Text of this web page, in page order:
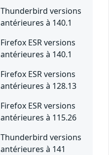
Thunderbird versions
antérieures à 140.1
Firefox ESR versions
antérieures à 140.1
Firefox ESR versions
antérieures à 128.13
Firefox ESR versions
antérieures à 115.26
Thunderbird versions
antérieures à 141